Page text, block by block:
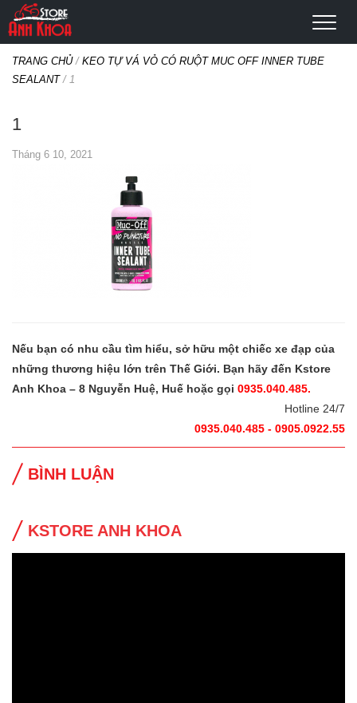
TRANG CHỦ/ KEO TỰ VÁ VỎ CÓ RUỘT MUC OFF INNER TUBE
SEALANT/ 1
1
Tháng 6 10, 2021
Nếu bạn có nhu cầu tìm hiểu, sở hữu một chiếc xe đạp của
những thương hiệu lớn trên Thế Giới. Bạn hãy đến Kstore
Anh Khoa – 8 Nguyễn Huệ, Huế hoặc gọi 0935.040.485.
Hotline 24/7
0935.040.485 - 0905.0922.55
BÌNH LUẬN
KSTORE ANH KHOA